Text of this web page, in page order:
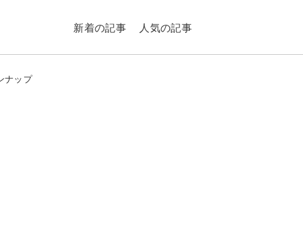
新着の記事 人気の記事
ナップ